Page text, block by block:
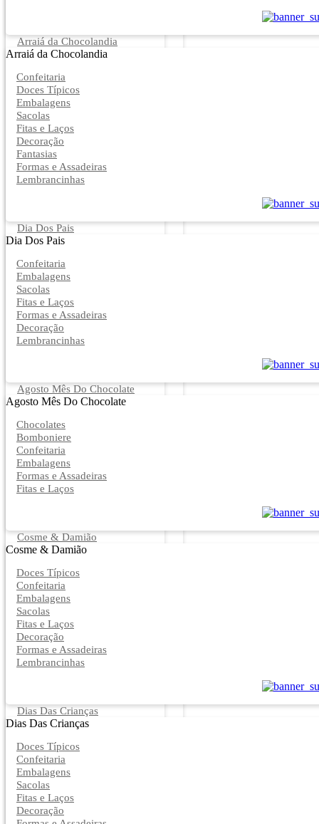
Arraiá da Chocolandia
Arraiá da Chocolandia
Confeitaria
Doces Típicos
Embalagens
Sacolas
Fitas e Laços
Decoração
Fantasias
Formas e Assadeiras
Lembrancinhas
Dia Dos Pais
Dia Dos Pais
Confeitaria
Embalagens
Sacolas
Fitas e Laços
Formas e Assadeiras
Decoração
Lembrancinhas
Agosto Mês Do Chocolate
Agosto Mês Do Chocolate
Chocolates
Bomboniere
Confeitaria
Embalagens
Formas e Assadeiras
Fitas e Laços
Cosme & Damião
Cosme & Damião
Doces Típicos
Confeitaria
Embalagens
Sacolas
Fitas e Laços
Decoração
Formas e Assadeiras
Lembrancinhas
Dias Das Crianças
Dias Das Crianças
Doces Típicos
Confeitaria
Embalagens
Sacolas
Fitas e Laços
Decoração